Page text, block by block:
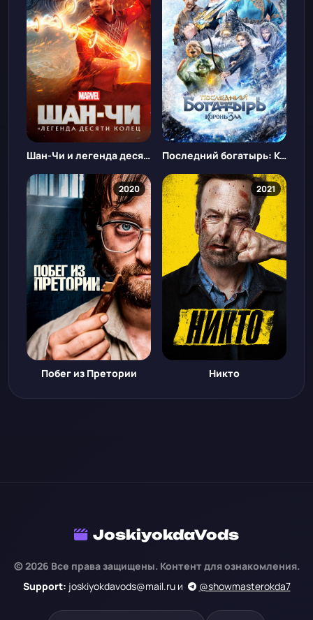
Шан-Чи и легенда десяти колец Последний богатырь: Корень зла
2020
Побег из Претории
2021
Никто
JoskiyokdaVods
© 2026 Все права защищены. Контент для ознакомления.
Support: joskiyokdavods@mail.ru и @showmasterokda7